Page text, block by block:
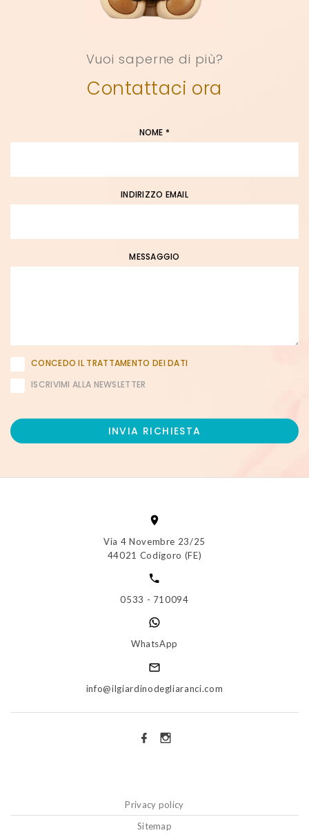
Vuoi saperne di più?
Contattaci ora
NOME *
INDIRIZZO EMAIL
MESSAGGIO
CONCEDO IL TRATTAMENTO DEI DATI
ISCRIVIMI ALLA NEWSLETTER
INVIA RICHIESTA
Via 4 Novembre 23/25
44021 Codigoro (FE)
0533 - 710094
WhatsApp
info@ilgiardinodegliaranci.com
Privacy policy
Sitemap